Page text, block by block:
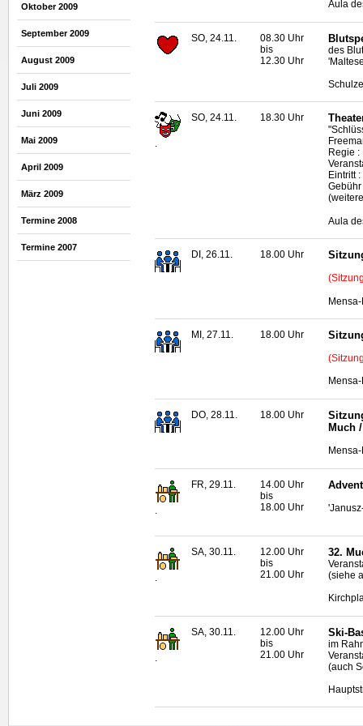
Oktober 2009
September 2009
August 2009
Juli 2009
Juni 2009
Mai 2009
April 2009
März 2009
Termine 2008
Termine 2007
Aula
SO, 24.11.
08.30 Uhr
bis
12.30 Uhr
des
.
SO, 24.11. 18.30 Uhr
Regie
Eintritt
Aula
DI, 26.11. 18.00 Uhr
MI, 27.11. 18.00 Uhr
DO, 28.11. 18.00 Uhr
Much
FR, 29.11.
14.00 Uhr
bis
18.00 Uhr
.
SA, 30.11.
12.00 Uhr
bis
21.00 Uhr
32.
(siehe
SA, 30.11.
12.00 Uhr
bis
21.00 Uhr
Ski-
im
(auch